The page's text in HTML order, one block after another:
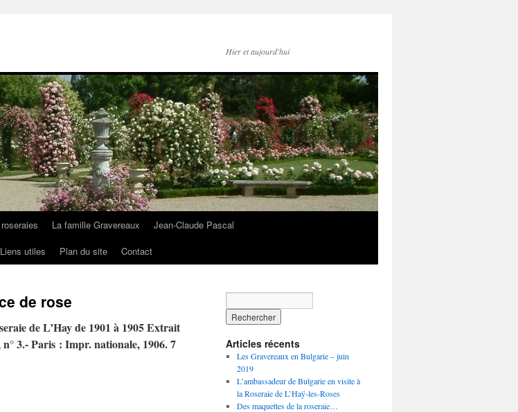
Hier et aujourd'hui
La famille Gravereaux
Jean-Claude Pascal
Liens utiles Plan du site Contact
de rose
de L’Hay de 1901 à 1905 Extrait
n° 3.- Paris : Impr. nationale, 1906. 7
Articles récents
Les Gravereaux en Bulgarie – juin
2019
L’ambassadeur de Bulgarie en visite à
la Roseraie de L’Haÿ-les-Roses
Des maquettes de la roseraie…